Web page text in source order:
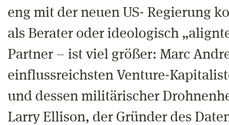
eng mit der neuen US- Regierung
als Berater oder ideologisch
Partner – ist viel größer: Marc
einflussreichsten Venture-
und dessen militärischer
Larry Ellison, der Gründer des